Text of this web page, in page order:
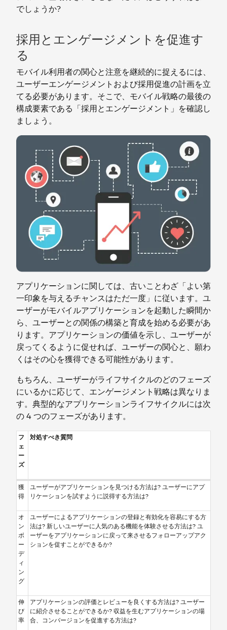
でしょうか?
採用とエンゲージメントを促進す
る
モバイル利用者の関心と注意を継続的に捉えるには、
ユーザーエンゲージメントおよび採用促進の計画を立
てる必要があります。そこで、モバイル戦略の最後の
構成要素である「採用とエンゲージメント」を確認し
ましょう。
アプリケーションに関しては、古いことわざ「よい第
一印象を与えるチャンスはただ一度」に従います。ユ
ーザーがモバイルアプリケーションを起動した瞬間か
ら、ユーザーとの関係の構築と育成を始める必要があ
ります。アプリケーションの価値を示し、ユーザーが
戻ってくるように促せれば、ユーザーの関心と、願わ
くはその心を獲得できる可能性があります。
もちろん、ユーザーがライフサイクルのどのフェーズ
にいるかに応じて、エンゲージメント戦略は異なりま
す。典型的なアプリケーションライフサイクルには次
の 4 つのフェーズがあります。
フ
ェ
ー
ズ
対処すべき質問
獲
得
ユーザーがアプリケーションを見つける方法は? ユーザーにアプ
リケーションを試すように説得する方法は?
オ
ン
ボ
ー
デ
ィ
ン
グ
ユーザーによるアプリケーションの登録と有効化を容易にする方
法は? 新しいユーザーに人気のある機能を体験させる方法は? ユ
ーザーをアプリケーションに戻って来させるフォローアップアク
ションを促すことができるか?
伸
び
率
アプリケーションの評価とレビューを良くする方法は? ユーザー
に紹介させることができるか? 収益を生むアプリケーションの場
合、コンバージョンを促進する方法は?